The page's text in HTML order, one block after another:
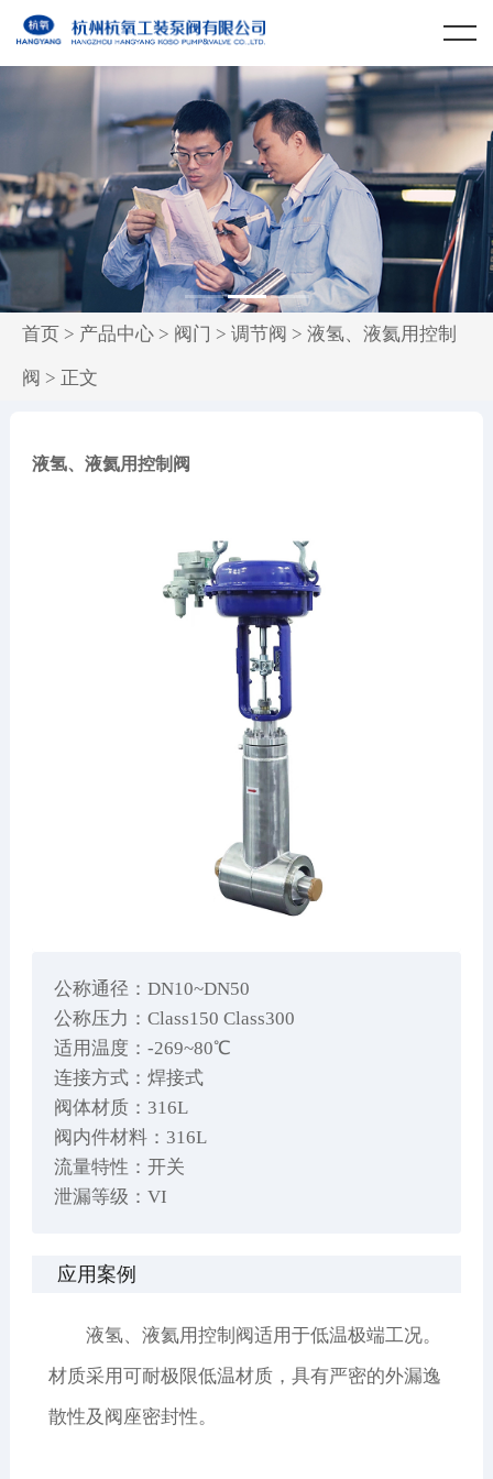
1 2 3
首页 > 产品中心 > 阀门 > 调节阀 > 液氢、液氦用控制
阀 > 正文
液氢、液氦用控制阀
公称通径：DN10~DN50
公称压力：Class150 Class300
适用温度：-269~80℃
连接方式：焊接式
阀体材质：316L
阀内件材料：316L
流量特性：开关
泄漏等级：VI
应用案例
液氢、液氦用控制阀适用于低温极端工况。
材质采用可耐极限低温材质，具有严密的外漏逸
散性及阀座密封性。
首页
关于我们
公司简介
公司荣誉
认证体系
组织架构
产品中心
低温泵
阀门
企业文化
联系我们
EN